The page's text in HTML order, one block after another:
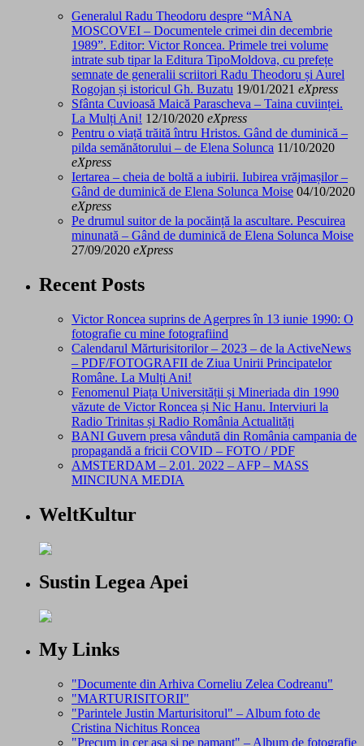
Generalul Radu Theodoru despre “MÂNA
MOSCOVEI – Documentele crimei din decembrie
1989”. Editor: Victor Roncea. Primele trei volume
intrate sub tipar la Editura TipoMoldova, cu prefețe
semnate de generalii scriitori Radu Theodoru și Aurel
Rogojan și istoricul Gh. Buzatu 19/01/2021 eXpress
Sfânta Cuvioasă Maică Parascheva – Taina cuviinței.
La Mulți Ani! 12/10/2020 eXpress
Pentru o viață trăită întru Hristos. Gând de duminică –
pilda semănătorului – de Elena Solunca 11/10/2020
eXpress
Iertarea – cheia de boltă a iubirii. Iubirea vrăjmașilor –
Gând de duminică de Elena Solunca Moise 04/10/2020
eXpress
Pe drumul suitor de la pocăință la ascultare. Pescuirea
minunată – Gând de duminică de Elena Solunca Moise
27/09/2020 eXpress
Recent Posts
Victor Roncea suprins de Agerpres în 13 iunie 1990: O
fotografie cu mine fotografiind
Calendarul Mărturisitorilor – 2023 – de la ActiveNews
– PDF/FOTOGRAFII de Ziua Unirii Principatelor
Române. La Mulți Ani!
Fenomenul Piața Universității și Mineriada din 1990
văzute de Victor Roncea și Nic Hanu. Interviuri la
Radio Trinitas și Radio România Actualități
BANI Guvern presa vândută din România campania de
propagandă a fricii COVID – FOTO / PDF
AMSTERDAM – 2.01. 2022 – AFP – MASS
MINCIUNA MEDIA
WeltKultur
Sustin Legea Apei
My Links
"Documente din Arhiva Corneliu Zelea Codreanu"
"MARTURISITORII"
"Parintele Justin Marturisitorul" – Album foto de
Cristina Nichitus Roncea
"Precum in cer asa si pe pamant" – Album de fotografie